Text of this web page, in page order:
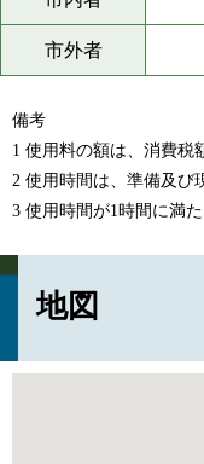
市外者
備考
1 使用料の額は、消費税
2 使用時間は、準備及び
3 使用時間が1時間に満
地図